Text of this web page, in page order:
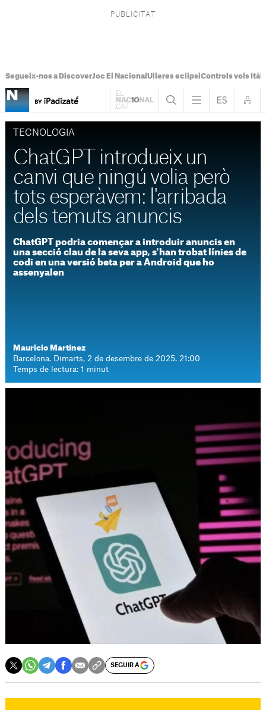
Segueix-nos a DiscoverJoc El Nacional Ulleres eclipsiControls vols
TECNOLOGIA
ChatGPT introdueix un
canvi que ningú volia però
tots esperàvem: l'arribada
dels temuts anuncis
ChatGPT podria començar a introduir anuncis en
una secció clau de la seva app, s'han trobat línies de
codi en una versió beta per a Android que ho
assenyalen
Mauricio Martínez
Barcelona. Dimarts, 2 de desembre de 2025. 21:00
Temps de lectura: 1 minut
SEGUIR A